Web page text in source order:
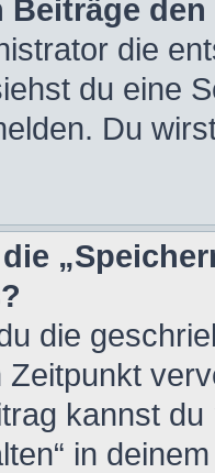
Beiträge
die
du eine
Du
die
Zeitpunkt
kannst
in